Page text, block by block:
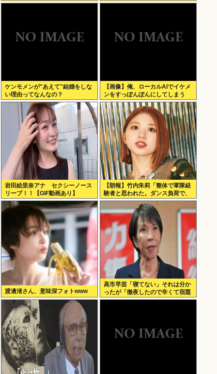
ケンモメンが"あえて"結婚をしな
い理由ってなんなの？
【画像】俺、ローカルAIでイケメ
ンをすっぽんぽんにしてしまう
www
岩田絵里奈アナ セクシーノース
リーブ！！【GIF動画あり】
【朗報】竹内朱莉「整体で軍隊経
験者と思われた。ダンス負荷で、
私の骨と筋肉はもうグチャグチャ
になってい
渡邊渚さん、意味深フォトwww
高市早苗「寝てない」それは分か
ったが「徹夜したので辛くて宿題
やってません」って言う奴高市早